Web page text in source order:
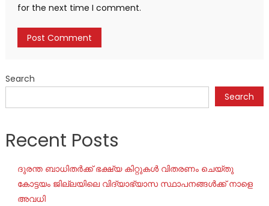
for the next time I comment.
Search
Search
Recent Posts
ദുരന്ത ബാധിതർക്ക് ഭക്ഷ്യ കിറ്റുകൾ വിതരണം ചെയ്തു
കോട്ടയം ജില്ലയിലെ വിദ്യാഭ്യാസ സ്ഥാപനങ്ങൾക്ക് നാളെ
അവധി